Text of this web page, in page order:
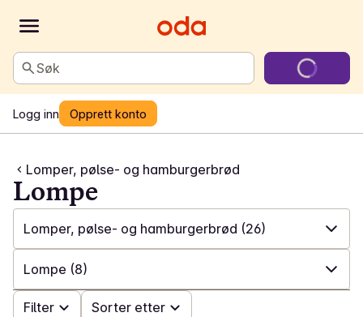
Søk
Logg inn Opprett konto
Lomper, pølse- og hamburgerbrød
Lompe
Lomper, pølse- og hamburgerbrød (26)
✓ Alle (382)
✓ Håndverksbakeri (50)
Lompe (8)
✓ Alle (26)
Filter Sorter etter